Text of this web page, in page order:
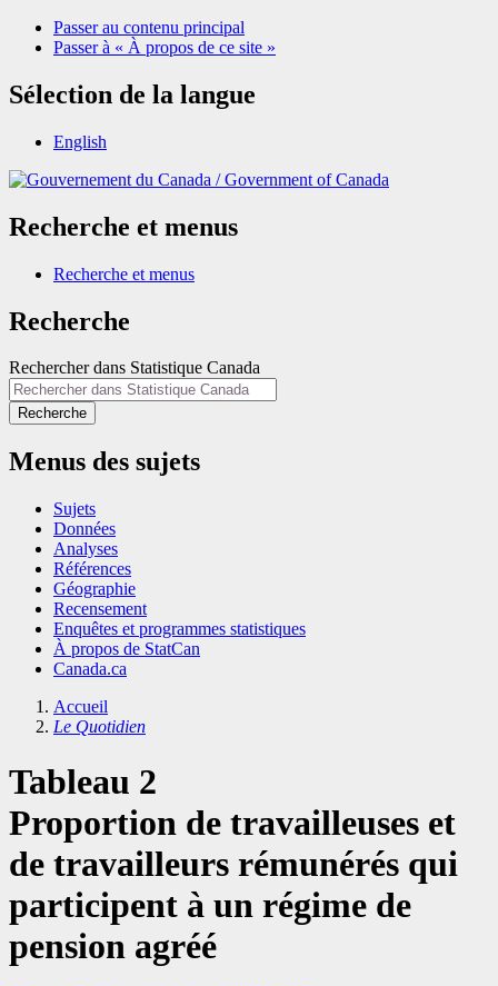
Passer au contenu principal
Passer à « À propos de ce site »
Sélection de la langue
English
/Government of Canada
Recherche et menus
Recherche et menus
Recherche
Rechercher dans Statistique Canada
Recherche
Menus des sujets
Sujets
Données
Analyses
Références
Géographie
Recensement
Enquêtes et programmes statistiques
À propos de StatCan
Canada.ca
Accueil
Le Quotidien
Tableau 2
Proportion de travailleuses et
de travailleurs rémunérés qui
participent à un régime de
pension agréé